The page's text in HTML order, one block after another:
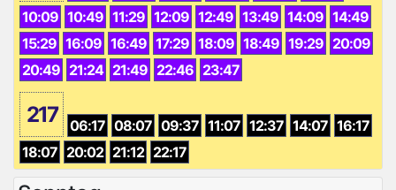
10:09 10:49 11:29 12:09 12:49 13:49 14:09 14:49
15:29 16:09 16:49 17:29 18:09 18:49 19:29 20:09
20:49 21:24 21:49 22:46 23:47
217 06:17 08:07 09:37 11:07 12:37 14:07 16:17
18:07 20:02 21:12 22:17